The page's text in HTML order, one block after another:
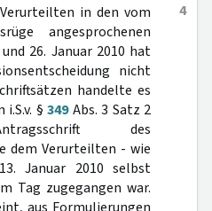
4
in den vom
angesprochenen
26. Januar 2010 hat
nicht
handelte es
i.S.v. §349Abs. 3 Satz 2
des
dem Verurteilten - wie
Januar 2010 selbst
Tag zugegangen war.